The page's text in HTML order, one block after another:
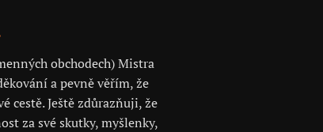
obchodech) Mistra
a pevně věřím, že
cestě. Ještě zdůrazňuji, že
za své skutky, myšlenky,